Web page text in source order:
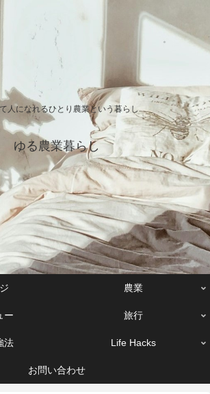
人になれるひとり農業という暮らし
ゆる農業暮らし
農業
ー 旅行
法 Life Hacks
お問い合わせ